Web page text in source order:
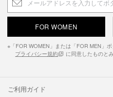
FOR WOMEN
※「FOR WOMEN」または「FOR MEN」ボ
プライバシー規約
に同意したものと
ご利用ガイド